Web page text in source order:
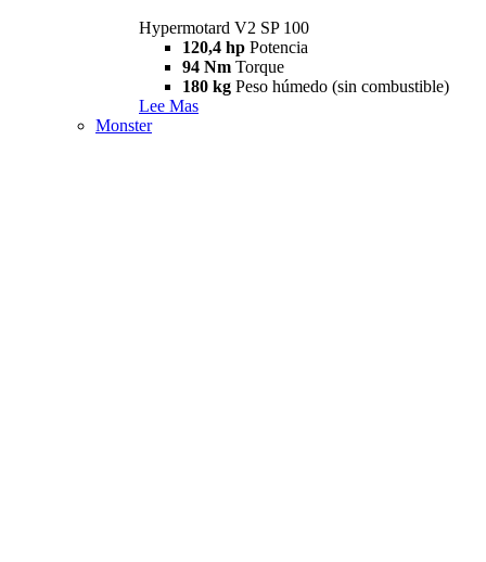
Hypermotard V2 SP 100
120,4 hp Potencia
94 Nm Torque
180 kg Peso húmedo (sin combustible)
Lee Mas
Monster